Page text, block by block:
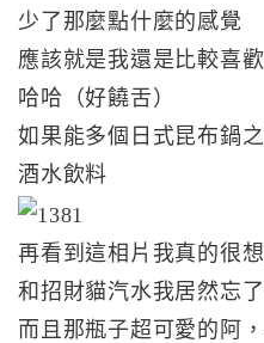
少了那麼點什麼的感覺
應該就是我還是比較喜
哈哈（好饒舌）
如果能多個日式昆布鍋
酒水飲料
再看到這相片我真的很
和招財貓汽水我居然忘
而且那瓶子超可愛的阿